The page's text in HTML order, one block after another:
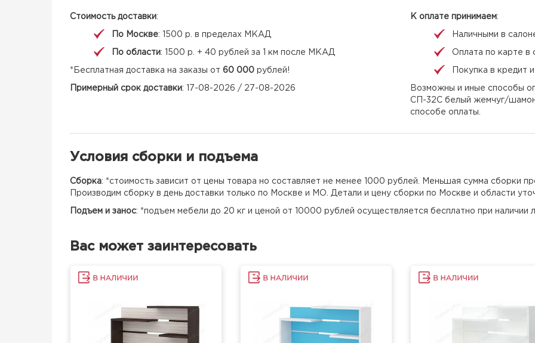
Стоимость доставки:
По Москве: 1500 р. в пределах МКАД
По области: 1500 р. + 40 рублей за 1 км после МКАД
*Бесплатная доставка на заказы от 60 000 рублей!
Примерный срок доставки: 17-08-2026 / 27-08-2026
К оплате принимаем:
Наличными в
Оплата по карте в
Покупка в кредит
Возможны и иные способы
СП-32С белый жемчуг/
способе оплаты.
Условия сборки и подъема
Сборка: *стоимость зависит от цены товара но составляет не менее 1000 рублей. Меньшая сумма сборки
Производим сборку в день доставки только по Москве и МО. Детали и цену сборки по Москве и области
Подъем и занос: *подъем мебели до 20 кг и ценой от 10000 рублей осуществляется бесплатно при наличии
Вас может заинтересовать